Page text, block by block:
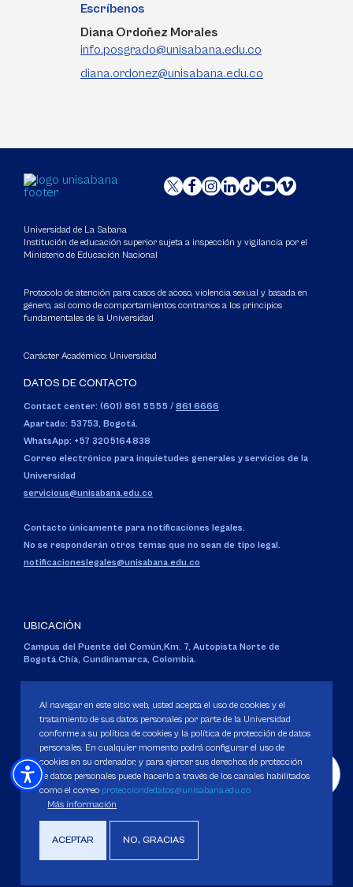
Escríbenos
Diana Ordoñez Morales
info.posgrado@unisabana.edu.co
diana.ordonez@unisabana.edu.co
Universidad de La Sabana
Institución de educación superior sujeta a inspección y vigilancia por el
Ministerio de Educación Nacional
Protocolo de atención para casos de acoso, violencia sexual y basada en
género, así como de comportamientos contrarios a los principios
fundamentales de la Universidad
Carácter Académico: Universidad
DATOS DE CONTACTO
Contact center: (601) 861 5555 / 861 6666
Apartado: 53753, Bogotá.
WhatsApp: +57 3205164838
Correo electrónico para inquietudes generales y servicios de la
Universidad
servicious@unisabana.edu.co
Contacto únicamente para notificaciones legales.
No se responderán otros temas que no sean de tipo legal.
notificacioneslegales@unisabana.edu.co
UBICACIÓN
Campus del Puente del Común,Km. 7, Autopista Norte de
Bogotá.Chía, Cundinamarca, Colombia.
Personería Jurídica:Resolución 130 del 14 de enero de 1980.
Ministerio de Educación Nacional.
Política de Protección de datos
Derechos Pecuniarios
Al navegar en este sitio web, usted acepta el uso de cookies y el
tratamiento de sus datos personales por parte de la Universidad
conforme a su política de cookies y la política de protección de datos
personales. En cualquier momento podrá configurar el uso de
cookies en su ordenador, y para ejercer sus derechos de protección
de datos personales puede hacerlo a través de los canales habilitados
como el correo protecciondedatos@unisabana.edu.co
Más información
ACEPTAR NO, GRACIAS